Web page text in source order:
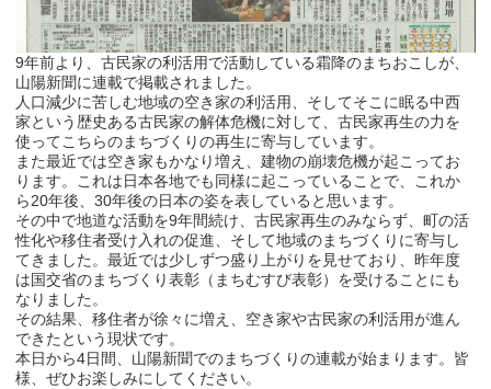
9年前より、古民家の利活用で活動している霜降のまちおこしが、
山陽新聞に連載で掲載されました。
人口減少に苦しむ地域の空き家の利活用、そしてそこに眠る中西
家という歴史ある古民家の解体危機に対して、古民家再生の力を
使ってこちらのまちづくりの再生に寄与しています。
また最近では空き家もかなり増え、建物の崩壊危機が起こってお
ります。これは日本各地でも同様に起こっていることで、これか
ら20年後、30年後の日本の姿を表していると思います。
その中で地道な活動を9年間続け、古民家再生のみならず、町の活
性化や移住者受け入れの促進、そして地域のまちづくりに寄与し
てきました。最近では少しずつ盛り上がりを見せており、昨年度
は国交省のまちづくり表彰（まちむすび表彰）を受けることにも
なりました。
その結果、移住者が徐々に増え、空き家や古民家の利活用が進ん
できたという現状です。
本日から4日間、山陽新聞でのまちづくりの連載が始まります。皆
様、ぜひお楽しみにしてください。